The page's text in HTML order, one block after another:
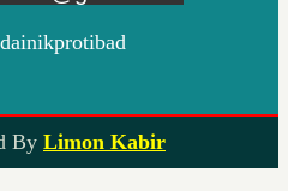
By Limon Kabir